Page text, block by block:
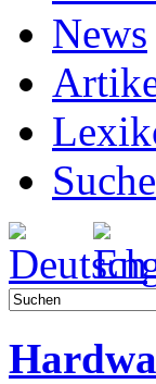
News
Suche